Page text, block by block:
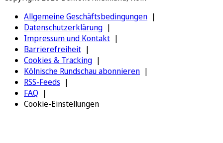
Allgemeine Geschäftsbedingungen
Datenschutzerklärung
Impressum und Kontakt
Barrierefreiheit
Cookies & Tracking
Kölnische Rundschau abonnieren
RSS-Feeds
FAQ
Cookie-Einstellungen